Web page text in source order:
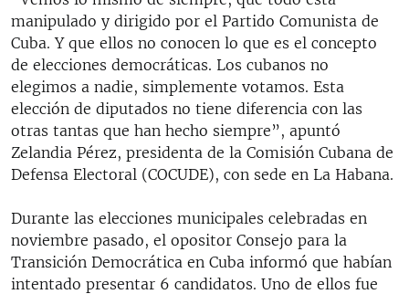
manipulado y dirigido por el Partido Comunista de
Cuba. Y que ellos no conocen lo que es el concepto
de elecciones democráticas. Los cubanos no
elegimos a nadie, simplemente votamos. Esta
elección de diputados no tiene diferencia con las
otras tantas que han hecho siempre”, apuntó
Zelandia Pérez, presidenta de la Comisión Cubana de
Defensa Electoral (COCUDE), con sede en La Habana.
Durante las elecciones municipales celebradas en
noviembre pasado, el opositor Consejo para la
Transición Democrática en Cuba informó que habían
intentado presentar 6 candidatos. Uno de ellos fue